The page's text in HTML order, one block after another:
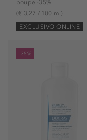
poupe -35%
(€ 3,27 / 100 ml)
EXCLUSIVO ONLINE
-35%